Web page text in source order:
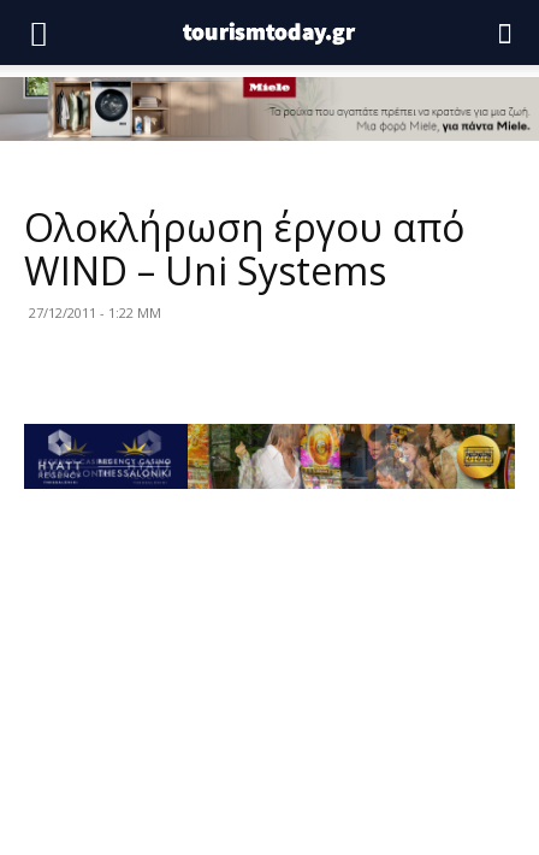
Ολοκλήρωση έργου από
WIND – Uni Systems
27/12/2011 - 1:22 ΜΜ